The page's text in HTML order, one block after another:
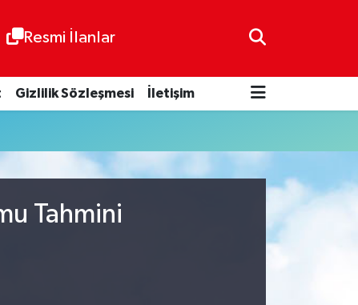
Resmi İlanlar
Gizlilik Sözleşmesi İletişim
Tahmini